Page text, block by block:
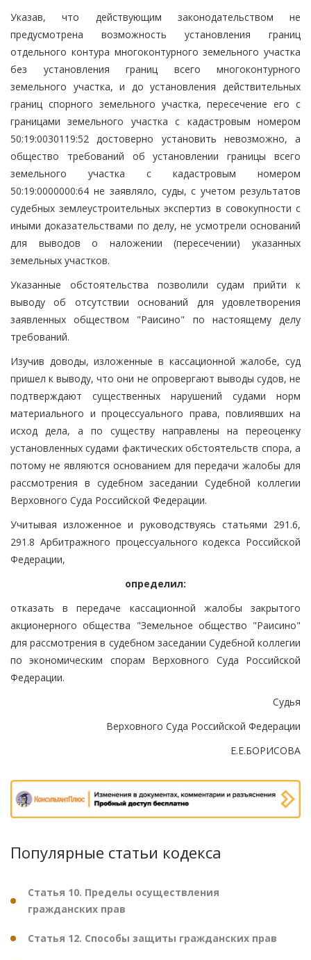
Указав, что действующим законодательством не
предусмотрена возможность установления границ
отдельного контура многоконтурного земельного участка
без установления границ всего многоконтурного
земельного участка, и до установления действительных
границ спорного земельного участка, пересечение его с
границами земельного участка с кадастровым номером
50:19:0030119:52 достоверно установить невозможно, а
общество требований об установлении границы всего
земельного участка с кадастровым номером
50:19:0000000:64 не заявляло, суды, с учетом результатов
судебных землеустроительных экспертиз в совокупности с
иными доказательствами по делу, не усмотрели оснований
для выводов о наложении (пересечении) указанных
земельных участков.
Указанные обстоятельства позволили судам прийти к
выводу об отсутствии оснований для удовлетворения
заявленных обществом "Раисино" по настоящему делу
требований.
Изучив доводы, изложенные в кассационной жалобе, суд
пришел к выводу, что они не опровергают выводы судов, не
подтверждают существенных нарушений судами норм
материального и процессуального права, повлиявших на
исход дела, а по существу направлены на переоценку
установленных судами фактических обстоятельств спора, а
потому не являются основанием для передачи жалобы для
рассмотрения в судебном заседании Судебной коллегии
Верховного Суда Российской Федерации.
Учитывая изложенное и руководствуясь статьями 291.6,
291.8 Арбитражного процессуального кодекса Российской
Федерации,
определил:
отказать в передаче кассационной жалобы закрытого
акционерного общества "Земельное общество "Раисино"
для рассмотрения в судебном заседании Судебной коллегии
по экономическим спорам Верховного Суда Российской
Федерации.
Судья
Верховного Суда Российской Федерации
Е.Е.БОРИСОВА
Популярные статьи кодекса
Статья 10. Пределы осуществления
гражданских прав
Статья 12. Способы защиты гражданских прав